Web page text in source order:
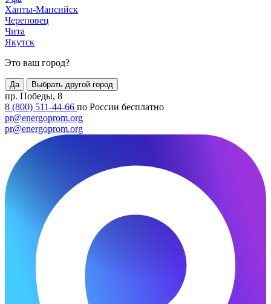
Ханты-Мансийск
Череповец
Чита
Якутск
Это ваш город?
Да Выбрать другой город
пр. Победы, 8
8 (800) 511-44-66 по России бесплатно
pr@energoprom.org
pr@energoprom.org